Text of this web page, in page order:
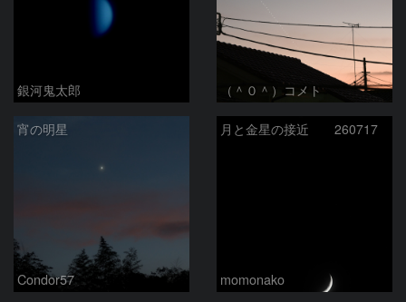
銀河鬼太郎 （＾０＾）コメト
宵の明星
Condor57
月と金星の接近 260717
momonako